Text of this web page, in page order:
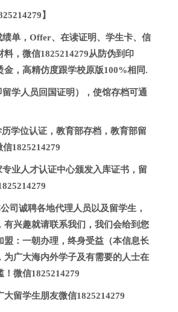
】
单，Offer、在读证明、学生卡、信
料，微信1825214279从防伪到印
金，高精仿度跟学校原版100%相同.
学人员回国证明），使馆存档可通
学位认证，教育部存档，教育部留
1825214279
业人才认证中心颁发入库证书，留
司诚聘各地代理人员以及留学生，
有兴趣就请联系我们，我们会给到您
盟：一朝办理，终身受益（本信息长
为广大海内外学子及有需要的人士在
微信1825214279
大留学生朋友微信1825214279